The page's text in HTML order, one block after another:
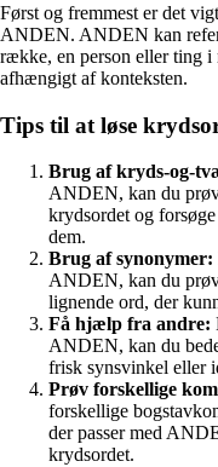
Først og fremmest er det
ANDEN. ANDEN kan
række, en person eller ting i
afhængigt af konteksten.
Tips til at løse
Brug af kryds-og-
ANDEN, kan du
krydsordet og
dem.
Brug af synonymer:
ANDEN, kan du
lignende ord, der
Få hjælp fra andre:
ANDEN, kan du
frisk synsvinkel eller
Prøv forskellige
forskellige
der passer med
krydsordet.